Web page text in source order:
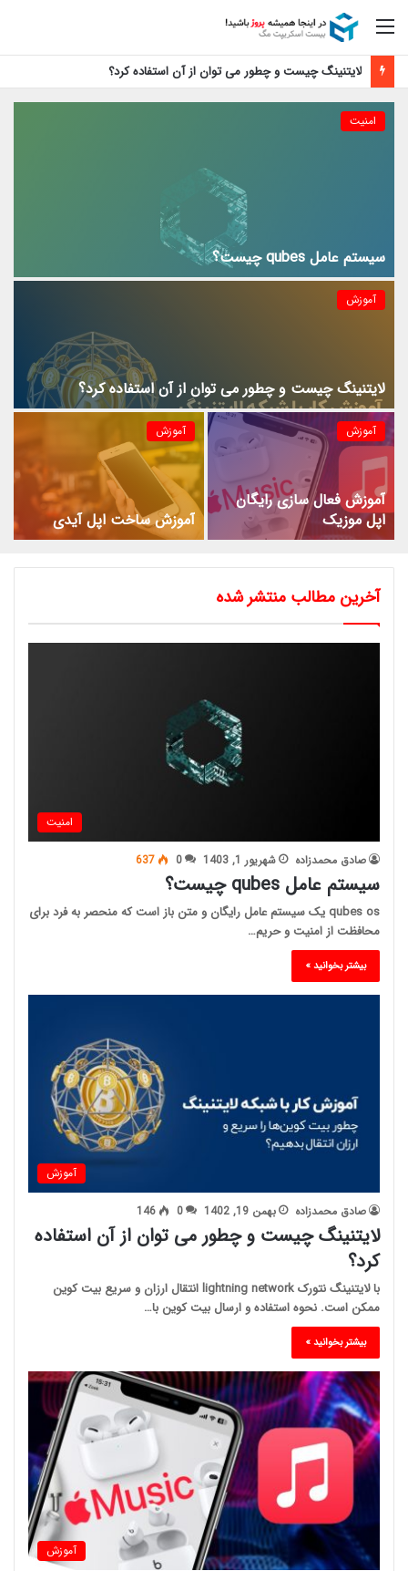
منو
لایتنینگ چیست و چطور می توان از آن استفاده کرد؟
امنیت
سیستم عامل qubes چیست؟
آموزش
لایتنینگ چیست و چطور می توان از آن استفاده کرد؟
آموزش
آموزش فعال سازی رایگان
اپل موزیک
آموزش
آموزش ساخت اپل آیدی
آخرین مطالب منتشر شده
امنیت
صادق محمدزاده شهریور 1, 1403 0
637
سیستم عامل qubes چیست؟
qubes os یک سیستم عامل رایگان و متن باز است که منحصر به فرد برای
محافظت از امنیت و حریم…
بیشتر بخوانید »
آموزش
صادق محمدزاده بهمن 19, 1402 0
146
لایتنینگ چیست و چطور می توان از آن استفاده
کرد؟
با لایتنینگ نتورک lightning network انتقال ارزان و سریع بیت کوین
ممکن است. نحوه استفاده و ارسال بیت کوین با…
بیشتر بخوانید »
آموزش